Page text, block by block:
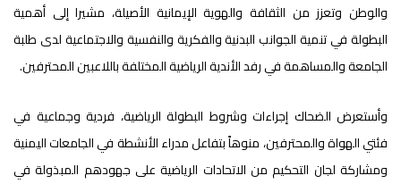
والوطن وتعزز من الثقافة والهوية الإيمانية الأصيلة، مشيرا إلى أهمية
البطولة في تنمية الجوانب البدنية والفكرية والنفسية والاجتماعية لدى طلبة
الجامعة والمساهمة في رفد الأندية الرياضية المختلفة باللاعبين المحترفين.
وأستعرض الضحاك إجراءات وشروط البطولة الرياضية، فردية وجماعية في
فئتي الهواة والمحترفين، منوهاً بتفاعل مدراء الأنشطة في الجامعات اليمنية
ومشاركة لجان التحكيم من الاتحادات الرياضية على جهودهم المبذولة في